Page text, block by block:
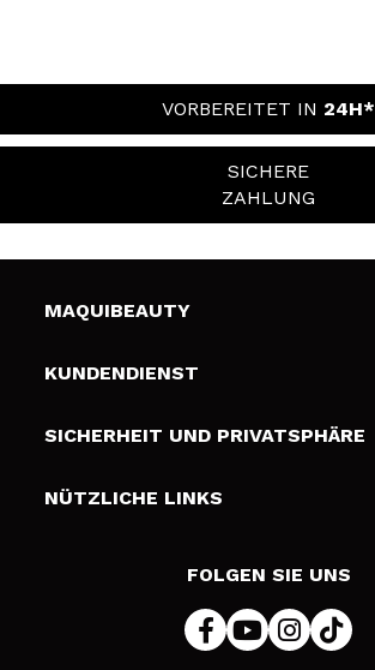
VORBEREITET IN 24H*
SICHERE
ZAHLUNG
MAQUIBEAUTY
Über uns
Geschenkkarten
KUNDENDIENST
Liefer- und Versandkosten
Zahlung
SICHERHEIT UND PRIVATSPHÄRE
Bedingungen und Datenschutz
NÜTZLICHE LINKS
FOLGEN SIE UNS